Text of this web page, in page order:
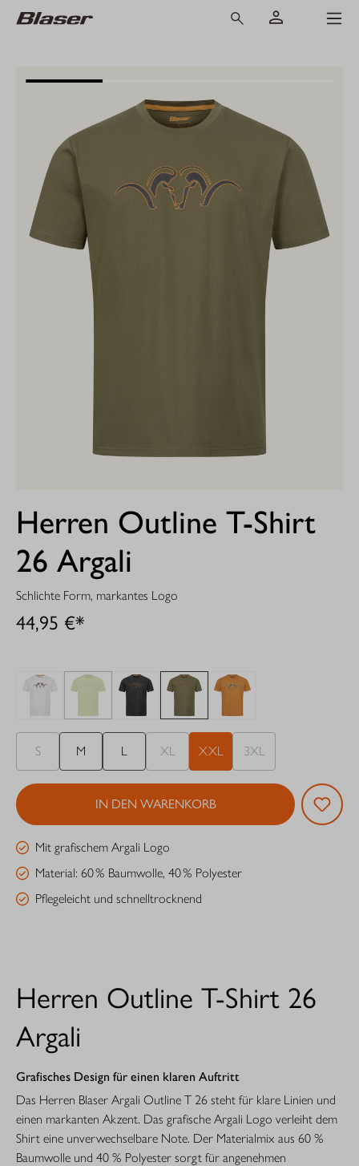
Herren Outline T-Shirt
26 Argali
Schlichte Form, markantes Logo
44,95 €*
S M L XL XXL 3XL
IN DEN WARENKORB
Mit grafischem Argali Logo
Material: 60 % Baumwolle, 40 % Polyester
Pflegeleicht und schnelltrocknend
Herren Outline T-Shirt 26
Argali
Grafisches Design für einen klaren Auftritt
Das Herren Blaser Argali Outline T 26 steht für klare Linien und
einen markanten Akzent. Das grafische Argali Logo verleiht dem
Shirt eine unverwechselbare Note. Der Materialmix aus 60 %
Baumwolle und 40 % Polyester sorgt für angenehmen